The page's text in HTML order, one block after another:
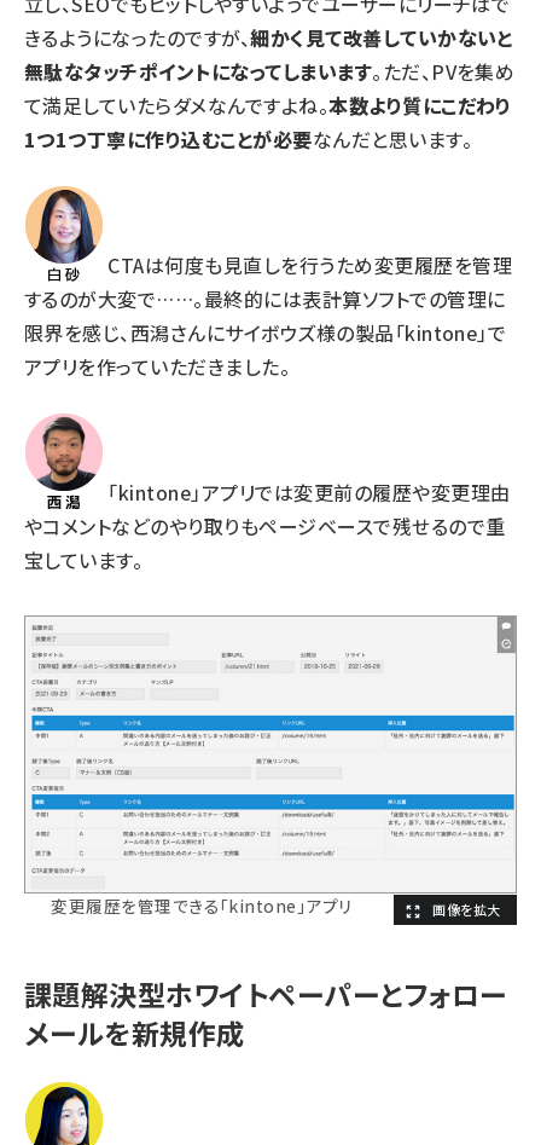
きるようになったのですが、細かく見て改善していかないと
無駄なタッチポイントになってしまいます。ただ、PVを集め
て満足していたらダメなんですよね。本数より質にこだわり
1つ1つ丁寧に作り込むことが必要なんだと思います。
CTAは何度も見直しを行うため変更履歴を管理
するのが大変で……。最終的には表計算ソフトでの管理に
限界を感じ、西潟さんにサイボウズ様の製品「kintone」で
アプリを作っていただきました。
「kintone」アプリでは変更前の履歴や変更理由
やコメントなどのやり取りもページベースで残せるので重
宝しています。
変更履歴を管理できる「kintone」アプリ
課題解決型ホワイトペーパーとフォロー
メールを新規作成